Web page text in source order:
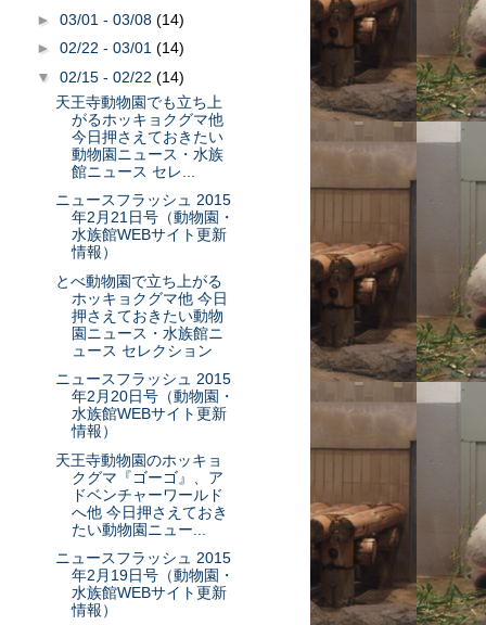
► 03/01 - 03/08 (14)
► 02/22 - 03/01 (14)
▼ 02/15 - 02/22 (14)
天王寺動物園でも立ち上
がるホッキョクグマ他
今日押さえておきたい
動物園ニュース・水族
館ニュース セレ...
ニュースフラッシュ 2015
年2月21日号（動物園・
水族館WEBサイト更新
情報）
とべ動物園で立ち上がる
ホッキョクグマ他 今日
押さえておきたい動物
園ニュース・水族館ニ
ュース セレクション
ニュースフラッシュ 2015
年2月20日号（動物園・
水族館WEBサイト更新
情報）
天王寺動物園のホッキョ
クグマ『ゴーゴ』、ア
ドベンチャーワールド
へ他 今日押さえておき
たい動物園ニュー...
ニュースフラッシュ 2015
年2月19日号（動物園・
水族館WEBサイト更新
情報）